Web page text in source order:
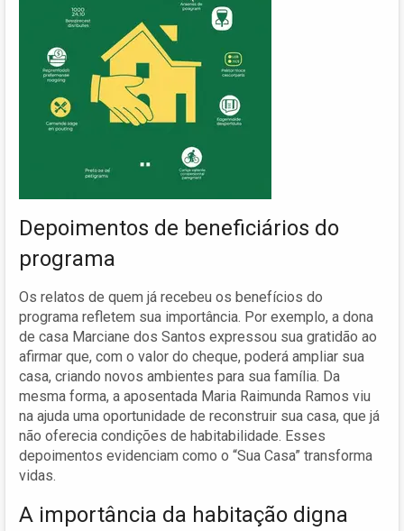
Depoimentos de beneficiários do
programa
Os relatos de quem já recebeu os benefícios do
programa refletem sua importância. Por exemplo, a dona
de casa Marciane dos Santos expressou sua gratidão ao
afirmar que, com o valor do cheque, poderá ampliar sua
casa, criando novos ambientes para sua família. Da
mesma forma, a aposentada Maria Raimunda Ramos viu
na ajuda uma oportunidade de reconstruir sua casa, que já
não oferecia condições de habitabilidade. Esses
depoimentos evidenciam como o “Sua Casa” transforma
vidas.
A importância da habitação digna